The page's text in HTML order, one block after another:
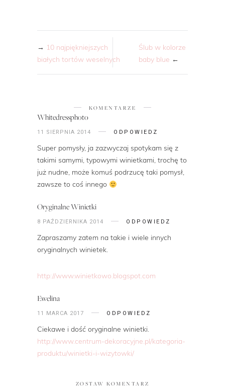
→ 10 najpiękniejszych
białych tortów weselnych
Ślub w kolorze
baby blue ←
KOMENTARZE
Whitedressphoto
11 SIERPNIA 2014 ODPOWIEDZ
Super pomysły, ja zazwyczaj spotykam się z
takimi samymi, typowymi winietkami, trochę to
już nudne, może komuś podrzucę taki pomysł,
zawsze to coś innego
Oryginalne Winietki
8 PAŹDZIERNIKA 2014 ODPOWIEDZ
Zapraszamy zatem na takie i wiele innych
oryginalnych winietek.
http://www.winietkowo.blogspot.com
Ewelina
11 MARCA 2017 ODPOWIEDZ
Ciekawe i dość oryginalne winietki.
http://www.centrum-dekoracyjne.pl/kategoria-
produktu/winietki-i-wizytowki/
ZOSTAW KOMENTARZ